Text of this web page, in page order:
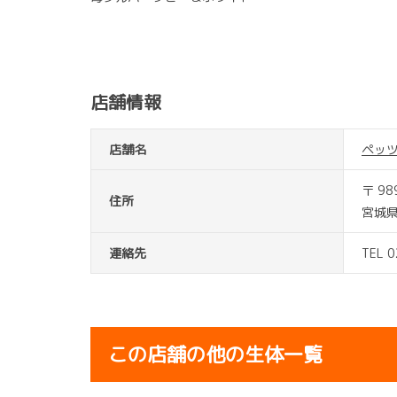
店舗情報
店舗名 ペッ
住所
〒
宮城
連絡先 TEL
この店舗の他の生体一覧